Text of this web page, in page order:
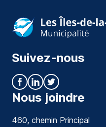
Suivez-nous
Nous joindre
460, chemin Principal